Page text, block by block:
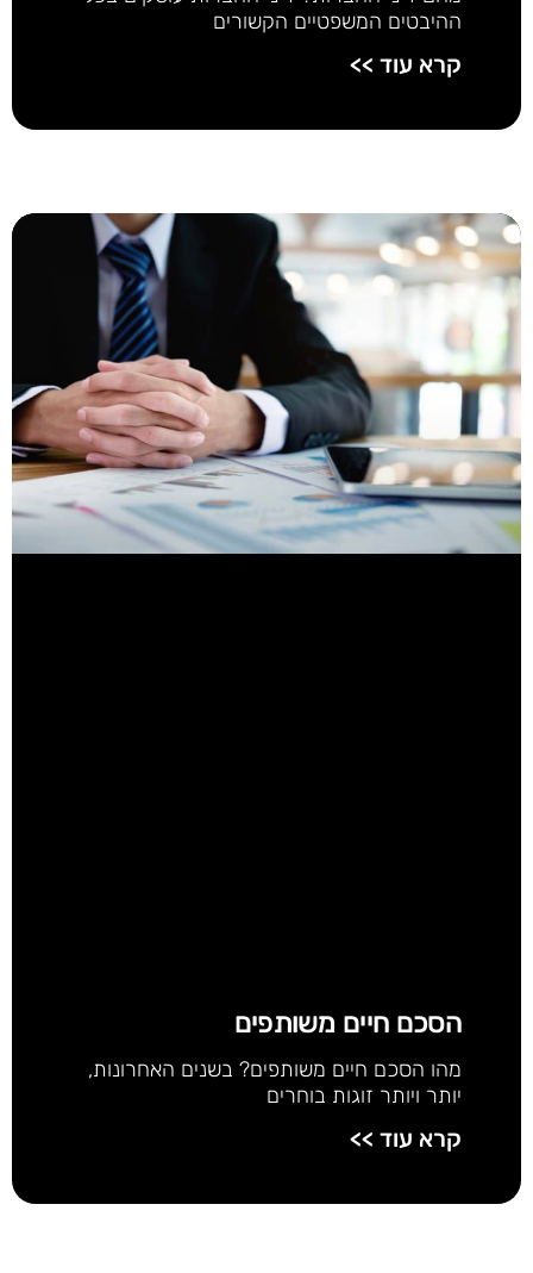
ההיבטים המשפטיים הקשורים
קרא עוד >>
הסכם חיים משותפים
מהו הסכם חיים משותפים? בשנים האחרונות,
יותר ויותר זוגות בוחרים
קרא עוד >>